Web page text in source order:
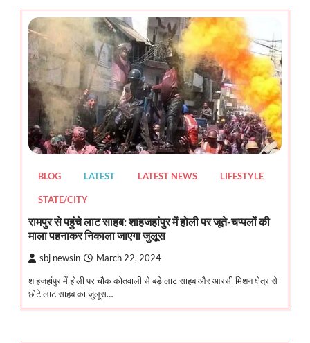
BLOG LATEST LATEST NEWS LIFESTYLE
STATE/CITY
रामपुर से पहुंचे लाट साहब: शाहजहांपुर में होली पर जूते-चप्पलों की
माला पहनाकर निकाला जाएगा जुलूस
sbj newsin March 22, 2024
शाहजहांपुर में होली पर चौक कोतवाली से बड़े लाट साहब और आरसी मिशन क्षेत्र से
छोटे लाट साहब का जुलूस…